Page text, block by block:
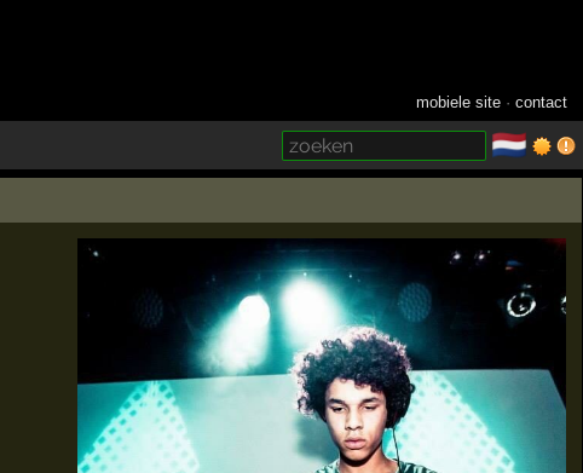
mobiele site ·contact
🇳🇱